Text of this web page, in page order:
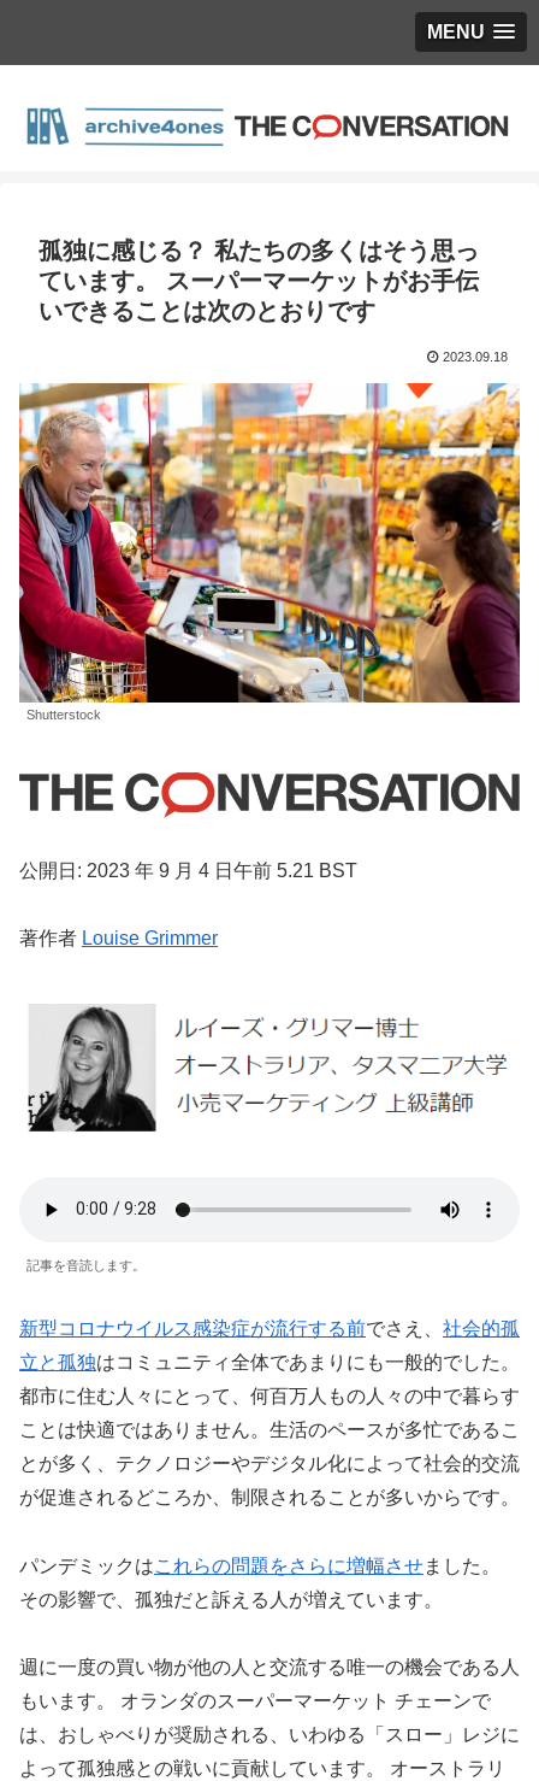
MENU
孤独に感じる？ 私たちの多くはそう思っ
ています。 スーパーマーケットがお手伝
いできることは次のとおりです
2023.09.18
Shutterstock
公開日: 2023 年 9 月 4 日午前 5.21 BST
著作者 Louise Grimmer
記事を音読します。
新型コロナウイルス感染症が流行する前でさえ、 社会的孤
立と孤独はコミュニティ全体であまりにも一般的でした。
都市に住む人々にとって、何百万人もの人々の中で暮らす
ことは快適ではありません。生活のペースが多忙であるこ
とが多く、テクノロジーやデジタル化によって社会的交流
が促進されるどころか、制限されることが多いからです。
パンデミックはこれらの問題をさらに増幅させました。
その影響で、孤独だと訴える人が増えています。
週に一度の買い物が他の人と交流する唯一の機会である人
もいます。 オランダのスーパーマーケット チェーンで
は、おしゃべりが奨励される、いわゆる「スロー」レジに
よって孤独感との戦いに貢献しています。 オーストラリ